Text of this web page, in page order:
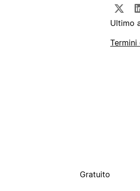
Ultimo
Gratuito